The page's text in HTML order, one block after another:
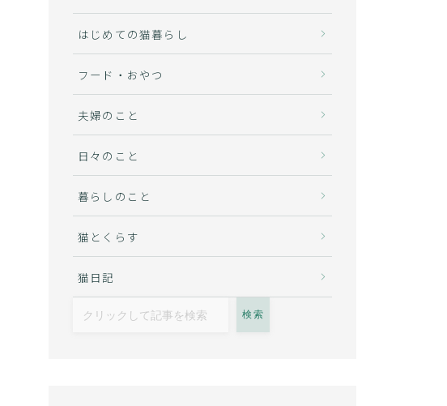
はじめての猫暮らし
フード・おやつ
夫婦のこと
日々のこと
暮らしのこと
猫とくらす
猫日記
検索